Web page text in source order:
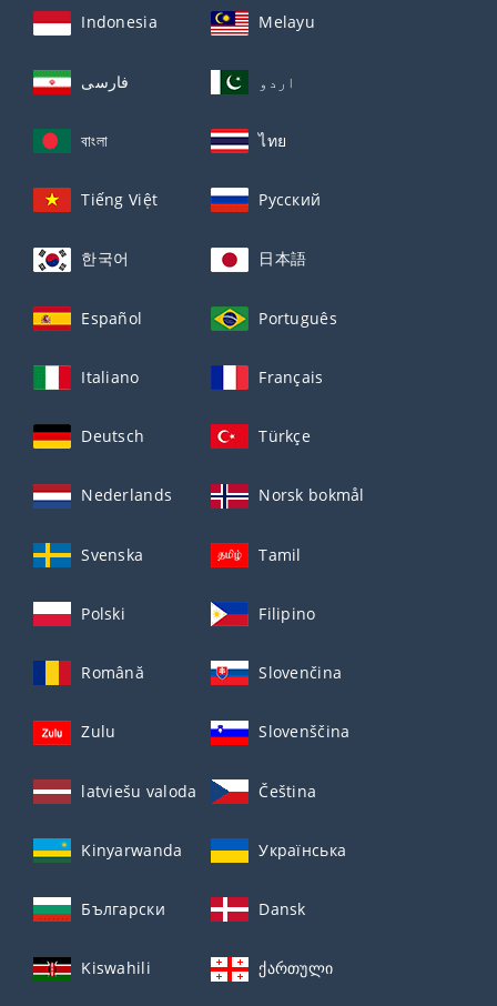
Indonesia Melayu
فارسی اردو
বাংলা ไทย
Tiếng Việt Русский
한국어 日本語
Español Português
Italiano Français
Deutsch Türkçe
Nederlands Norsk bokmål
Svenska Tamil
Polski Filipino
Română Slovenčina
Zulu Slovenščina
latviešu valoda Čeština
Kinyarwanda Українська
Български Dansk
Kiswahili ქართული